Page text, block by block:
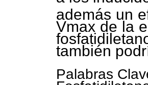
además un
Vmax de la
también
Palabras